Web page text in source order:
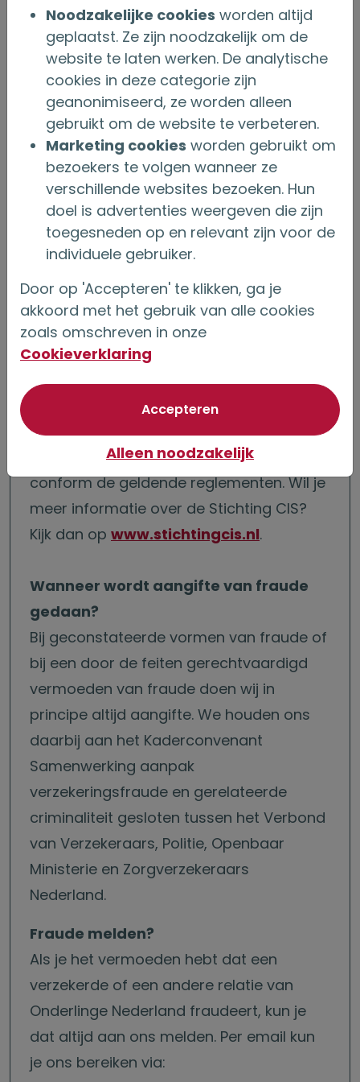
is iemand slachtoffer geworden van
de fraude?
zijn ook andere verzekeraars
opgelicht?
vraagt de politie om aangifte te
doen?
Informatie aan betrokkenen
Zodra het onderzoek is afgerond en door
ons het standpunt is ingenomen dat er
sprake is van fraude of een poging tot
fraude, wordt de betrokkene daarover
geïnformeerd. Ook geven wij daarbij
duidelijk aan, welke overwegingen tot de
conclusie hebben geleid en welke
maatregelen worden getroffen.
Over een melding in het Extern
Verwijzingsregister van Stichting CIS
informeren wij de betrokkene altijd
conform de geldende reglementen. Wil je
meer informatie over de Stichting CIS?
Kijk dan op www.stichtingcis.nl.
Wanneer wordt aangifte van fraude
gedaan?
Bij geconstateerde vormen van fraude of
bij een door de feiten gerechtvaardigd
vermoeden van fraude doen wij in
principe altijd aangifte. We houden ons
daarbij aan het Kaderconvenant
Samenwerking aanpak
verzekeringsfraude en gerelateerde
criminaliteit gesloten tussen het Verbond
van Verzekeraars, Politie, Openbaar
Ministerie en Zorgverzekeraars
Nederland.
Fraude melden?
Als je het vermoeden hebt dat een
verzekerde of een andere relatie van
Onderlinge Nederland fraudeert, kun je
dat altijd aan ons melden. Per email kun
je ons bereiken via:
Noodzakelijke cookies worden altijd
geplaatst. Ze zijn noodzakelijk om de
website te laten werken. De analytische
cookies in deze categorie zijn
geanonimiseerd, ze worden alleen
gebruikt om de website te verbeteren.
Marketing cookies worden gebruikt om
bezoekers te volgen wanneer ze
verschillende websites bezoeken. Hun
doel is advertenties weergeven die zijn
toegesneden op en relevant zijn voor de
individuele gebruiker.
Door op 'Accepteren' te klikken, ga je
akkoord met het gebruik van alle cookies
zoals omschreven in onze
Cookieverklaring
Accepterenvan optionele
Alleen noodzakelijk